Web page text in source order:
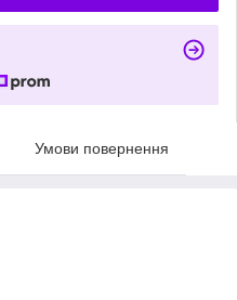
Умови повернення